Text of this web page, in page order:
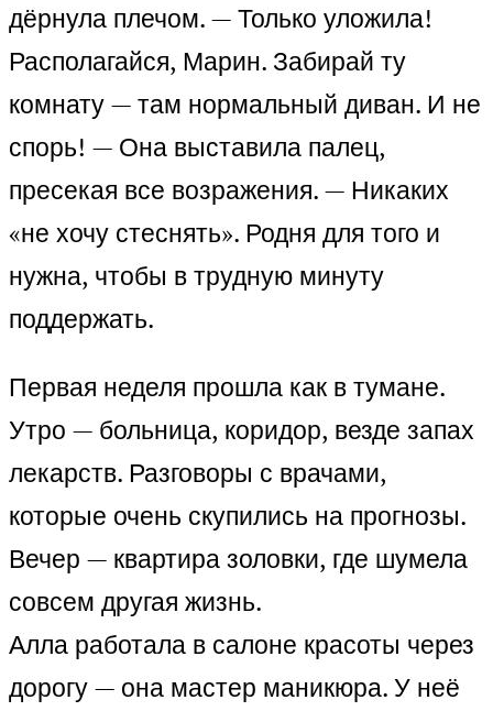
дёрнула плечом. — Только уложила!
Располагайся, Марин. Забирай ту
комнату — там нормальный диван. И не
спорь! — Она выставила палец,
пресекая все возражения. — Никаких
«не хочу стеснять». Родня для того и
нужна, чтобы в трудную минуту
поддержать.
Первая неделя прошла как в тумане.
Утро — больница, коридор, везде запах
лекарств. Разговоры с врачами,
которые очень скупились на прогнозы.
Вечер — квартира золовки, где шумела
совсем другая жизнь.
Алла работала в салоне красоты через
дорогу — она мастер маникюра. У неё